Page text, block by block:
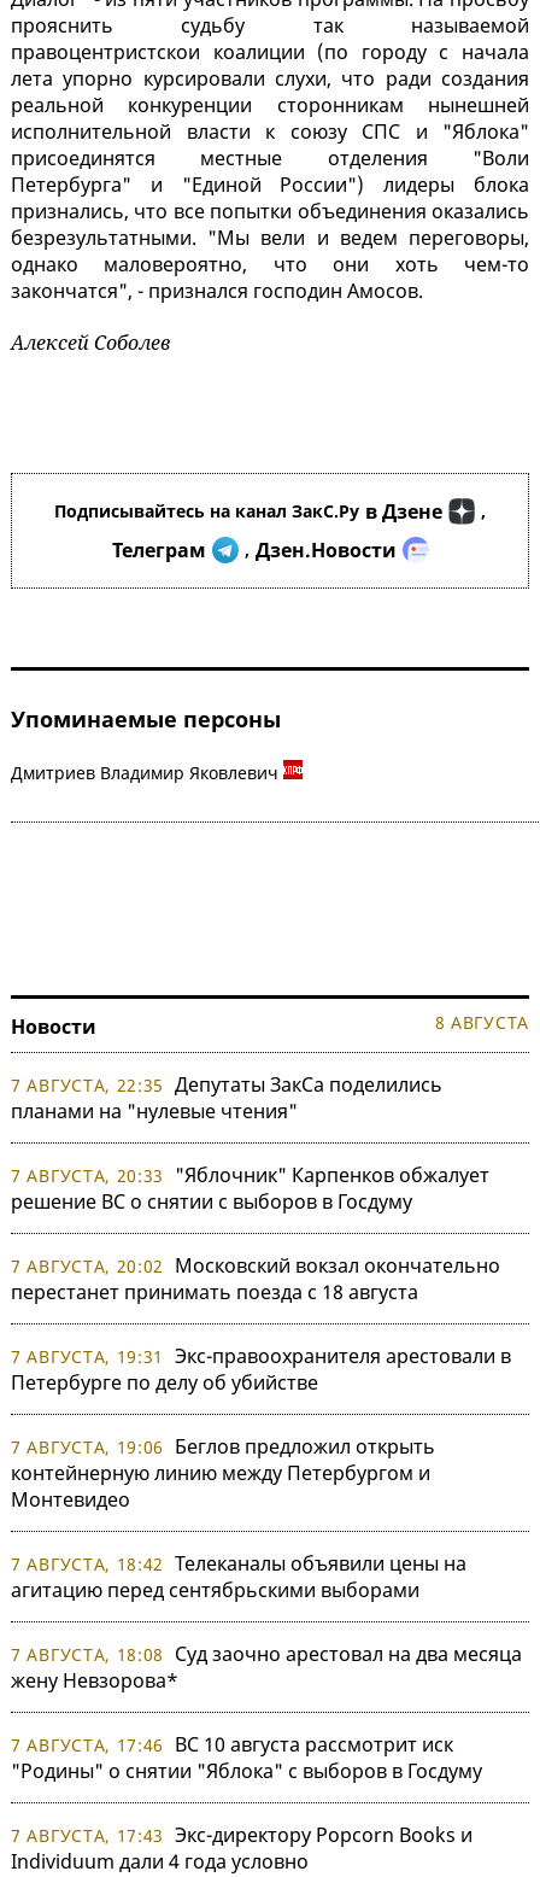
прояснить судьбу так называемой
правоцентристскои коалиции (по городу с начала
лета упорно курсировали слухи, что ради создания
реальной конкуренции сторонникам нынешней
исполнительной власти к союзу СПС и "Яблока"
присоединятся местные отделения "Воли
Петербурга" и "Единой России") лидеры блока
признались, что все попытки объединения оказались
безрезультатными. "Мы вели и ведем переговоры,
однако маловероятно, что они хоть чем-то
закончатся", - признался господин Амосов.
Алексей Соболев
Подписывайтесь на канал ЗакС.Ру в Дзене ,
Телеграм , Дзен.Новости
Упоминаемые персоны
Дмитриев Владимир Яковлевич
Новости 8 АВГУСТА
7 АВГУСТА, 22:35 Депутаты ЗакСа поделились
планами на "нулевые чтения"
7 АВГУСТА, 20:33
"Яблочник" Карпенков обжалует
решение ВС о снятии с выборов в Госдуму
7 АВГУСТА, 20:02
Московский вокзал окончательно
перестанет принимать поезда с 18 августа
7 АВГУСТА, 19:31
Экс-правоохранителя арестовали в
Петербурге по делу об убийстве
7 АВГУСТА, 19:06
Беглов предложил открыть
контейнерную линию между Петербургом и
Монтевидео
7 АВГУСТА, 18:42 Телеканалы объявили цены на
агитацию перед сентябрьскими выборами
7 АВГУСТА, 18:08
Суд заочно арестовал на два месяца
жену Невзорова*
7 АВГУСТА, 17:46
ВС 10 августа рассмотрит иск
"Родины" о снятии "Яблока" с выборов в Госдуму
7 АВГУСТА, 17:43 Экс-директору Popcorn Books и
Individuum дали 4 года условно